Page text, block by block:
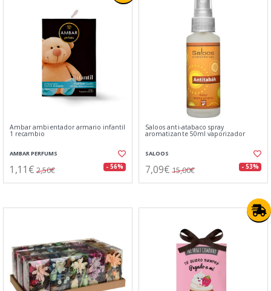
Ambar ambientador armario infantil
1 recambio
AMBAR PERFUMS
1,11€ 2,50€ - 56%
Saloos anti-atabaco spray
aromatizante 50ml vaporizador
SALOOS
7,09€ 15,00€ - 53%